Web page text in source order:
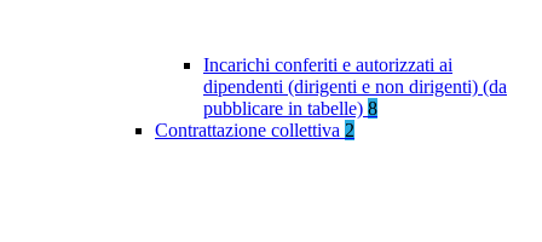
Incarichi conferiti e autorizzati ai
dipendenti (dirigenti e non dirigenti) (da
pubblicare in tabelle) 8
Contrattazione collettiva 2